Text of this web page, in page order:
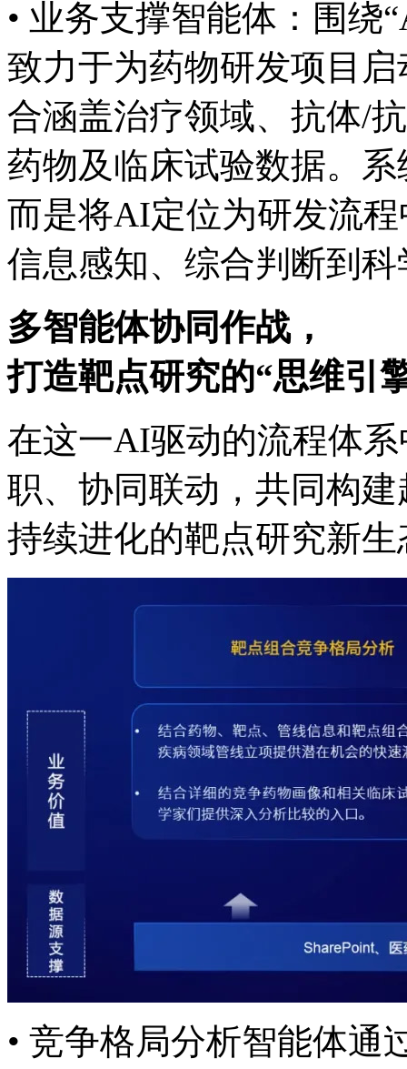
• 业务支撑智能体：围绕
致力于为药物研发项目启
合涵盖治疗领域、抗
药物及临床试验数据。系
而是将AI定位为研发流程
信息感知、综合判断
多智能体协同作战，
打造靶点研究的“思维引
在这一AI驱动的流程体系
职、协同联动，共同构
持续进化的靶点研究新生态
• 竞争格局分析智能体通